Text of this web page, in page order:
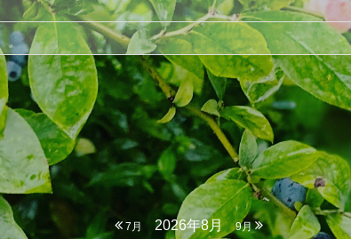
7月 2026年8月 9月